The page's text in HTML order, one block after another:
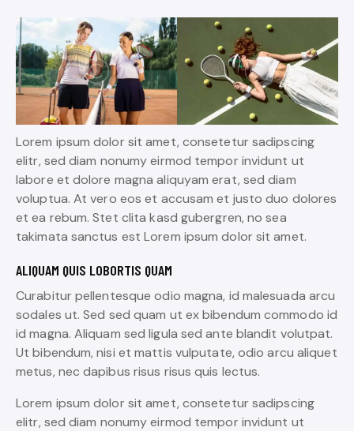
Lorem ipsum dolor sit amet, consetetur sadipscing
elitr, sed diam nonumy eirmod tempor invidunt ut
labore et dolore magna aliquyam erat, sed diam
voluptua. At vero eos et accusam et justo duo dolores
et ea rebum. Stet clita kasd gubergren, no sea
takimata sanctus est Lorem ipsum dolor sit amet.
ALIQUAM QUIS LOBORTIS QUAM
Curabitur pellentesque odio magna, id malesuada arcu
sodales ut. Sed sed quam ut ex bibendum commodo id
id magna. Aliquam sed ligula sed ante blandit volutpat.
Ut bibendum, nisi et mattis vulputate, odio arcu aliquet
metus, nec dapibus risus risus quis lectus.
Lorem ipsum dolor sit amet, consetetur sadipscing
elitr, sed diam nonumy eirmod tempor invidunt ut